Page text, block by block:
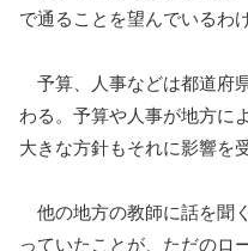
で通ることを望んでいるわ
予算、人事などは都道府
わる。予算や人事が地方に
大きな方針もそれに影響を
他の地方の教師に話を聞
っていたことが、ただのロ